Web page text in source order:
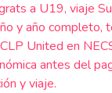
a U19, viaje
y año completo,
United en
antes del
y viaje.